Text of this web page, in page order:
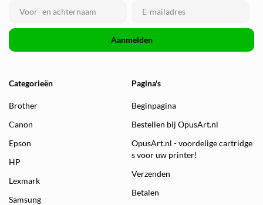
Aanmelden
Categorieën
Brother
Canon
Epson
HP
Lexmark
Samsung
Pagina's
Beginpagina
Bestellen bij OpusArt.nl
OpusArt.nl - voordelige cartridge
s voor uw printer!
Verzenden
Betalen